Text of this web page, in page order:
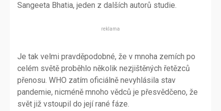
Sangeeta Bhatia, jeden z dalších autorů studie.
reklama
Je tak velmi pravděpodobné, že v mnoha zemích po
celém světě proběhlo několik nezjištěných řetězců
přenosu. WHO zatím oficiálně nevyhlásila stav
pandemie, nicméně mnoho vědců je přesvědčeno, že
svět již vstoupil do její rané fáze.